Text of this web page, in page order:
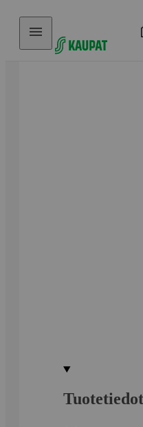
Hyppää sisältöön
Tuotetiedot